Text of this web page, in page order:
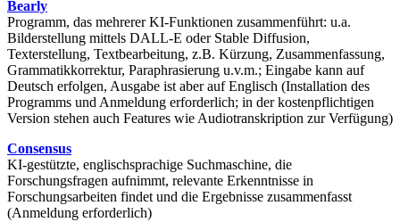
Bearly
Programm, das mehrerer KI-Funktionen zusammenführt: u.a.
Bilderstellung mittels DALL-E oder Stable Diffusion,
Texterstellung, Textbearbeitung, z.B. Kürzung, Zusammenfassung,
Grammatikkorrektur, Paraphrasierung u.v.m.; Eingabe kann auf
Deutsch erfolgen, Ausgabe ist aber auf Englisch (Installation des
Programms und Anmeldung erforderlich; in der kostenpflichtigen
Version stehen auch Features wie Audiotranskription zur Verfügung)
Consensus
KI-gestützte, englischsprachige Suchmaschine, die
Forschungsfragen aufnimmt, relevante Erkenntnisse in
Forschungsarbeiten findet und die Ergebnisse zusammenfasst
(Anmeldung erforderlich)